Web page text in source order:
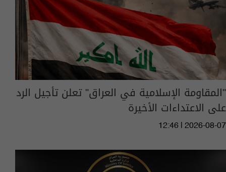
"المقاومة الإسلامية في العراق" تعلن تأجيل الرد
على الاعتداءات الأخيرة
12:46 | 2026-08-07